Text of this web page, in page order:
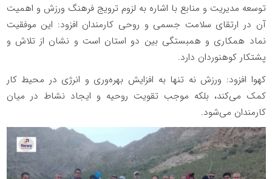
توسعه مدیریت و منابع با اشاره به لزوم ترویج فرهنگ ورزش و اهمیت
آن در ارتقای سلامت جسمی و روحی کارمندان افزود: این موفقیت
نماد همکاری و همبستگی بین دو استان است و نشان از تلاش و
پشتکار کوهنوردان دارد.
کهوا افزود: ورزش نه تنها به افزایش بهره‌وری و انرژی در محیط کار
کمک می‌کند، بلکه موجب تقویت روحیه و ایجاد نشاط در میان
کارمندان می‌شود.